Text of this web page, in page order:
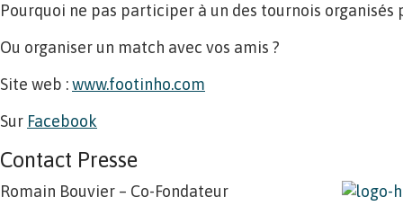
Pourquoi ne pas participer à un des tournois organisés
Ou organiser un match avec vos amis ?
Site web :www.footinho.com
Sur Facebook
Contact Presse
Romain Bouvier – Co-Fondateur